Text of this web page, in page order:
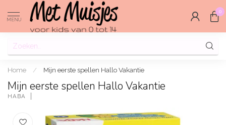
MENU
0
Home / Mijn eerste spellen Hallo Vakantie
Mijn eerste spellen Hallo Vakantie
HABA